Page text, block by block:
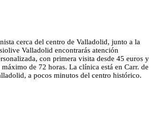
cerca del centro de Valladolid, junto a la
Valladolid encontrarás atención
con primera visita desde 45 euros y
de 72 horas. La clínica está en Carr. de
a pocos minutos del centro histórico.